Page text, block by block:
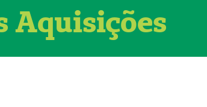
Aquisições